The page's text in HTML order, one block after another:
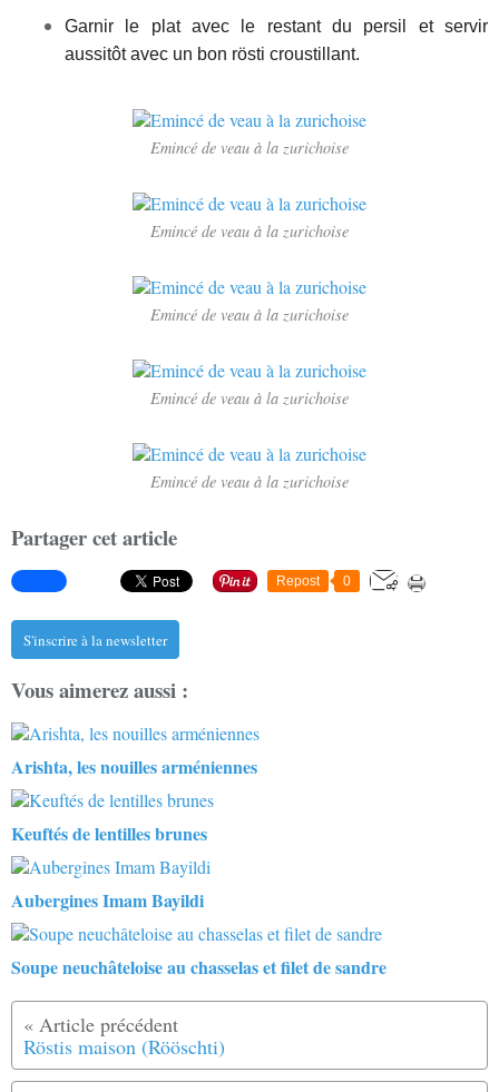
Garnir le plat avec le restant du persil et servir
aussitôt avec un bon rösti croustillant.
Emincé de veau à la zurichoise
Emincé de veau à la zurichoise
Emincé de veau à la zurichoise
Emincé de veau à la zurichoise
Emincé de veau à la zurichoise
Partager cet article
Repost 0
S'inscrire à la newsletter
Vous aimerez aussi :
Arishta, les nouilles arméniennes
Keuftés de lentilles brunes
Aubergines Imam Bayildi
Soupe neuchâteloise au chasselas et filet de sandre
Röstis maison (Rööschti)